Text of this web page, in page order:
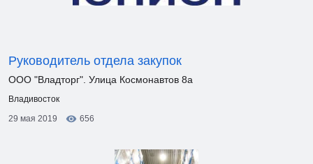
Руководитель отдела закупок
ООО "Владторг". Улица Космонавтов 8а
Владивосток
29 мая 2019
656